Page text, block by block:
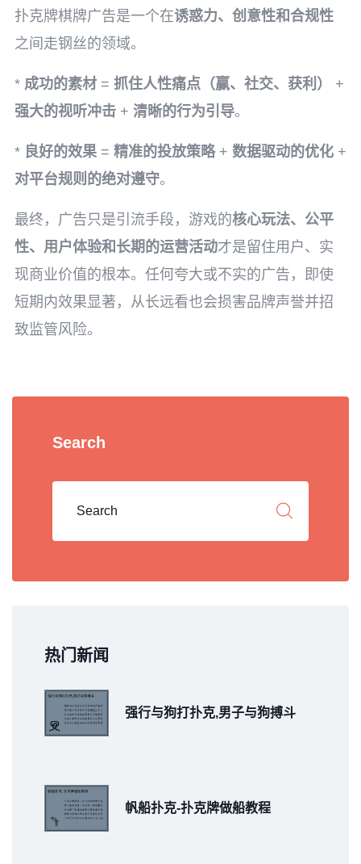
扑克牌棋牌广告是一个在诱惑力、创意性和合规性
之间走钢丝的领域。
* 成功的素材 = 抓住人性痛点（赢、社交、获利）
+
强大的视听冲击 + 清晰的行为引导。
* 良好的效果 = 精准的投放策略+ 数据驱动的优化 +
对平台规则的绝对遵守。
最终，广告只是引流手段，游戏的核心玩法、公平
性、用户体验和长期的运营活动才是留住用户、实
现商业价值的根本。任何夸大或不实的广告，即使
短期内效果显著，从长远看也会损害品牌声誉并招
致监管风险。
Search
热门新闻
强行与狗打扑克,男子与狗搏斗
帆船扑克-扑克牌做船教程